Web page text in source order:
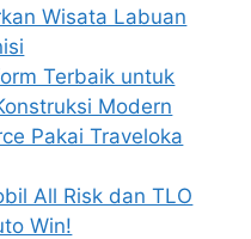
Wisata Labuan
Terbaik untuk
Modern
Pakai Traveloka
All Risk dan TLO
Win!